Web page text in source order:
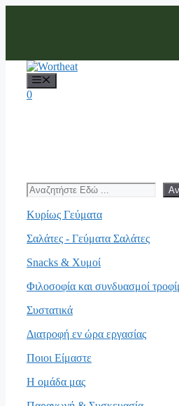
0
Search
Κυρίως Γεύματα
Σαλάτες - Γεύματα Σαλάτες
Snacks & Χυμοί
Φιλοσοφία και συνδυασμοί
Συστατικά
Διατροφή εν ώρα εργασίας
Ποιοι Είμαστε
Η ομάδα μας